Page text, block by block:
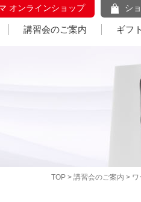
オンラインショップ シ
講習会のご案内 ギフ
TOP > 講習会のご案内 > ワ